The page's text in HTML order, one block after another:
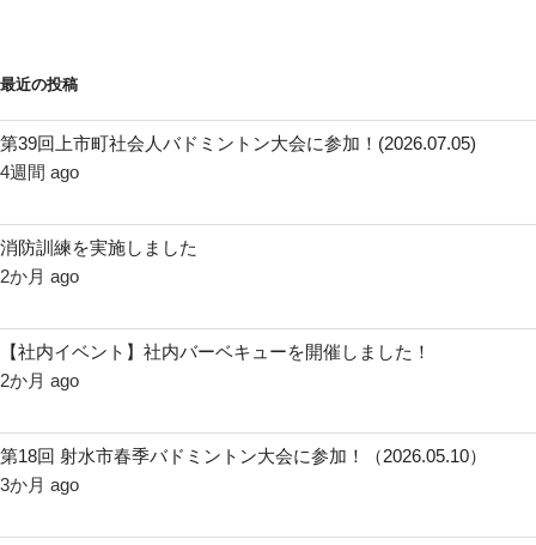
最近の投稿
第39回上市町社会人バドミントン大会に参加！(2026.07.05)
4週間 ago
消防訓練を実施しました
2か月 ago
【社内イベント】社内バーベキューを開催しました！
2か月 ago
第18回 射水市春季バドミントン大会に参加！（2026.05.10）
3か月 ago